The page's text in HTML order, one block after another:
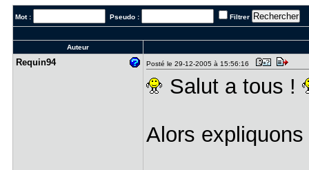
Mot : Pseudo : Filtrer
Auteur
Requin94 Posté le 29-12-2005 à 15:56:16
Salut a tous !
Alors